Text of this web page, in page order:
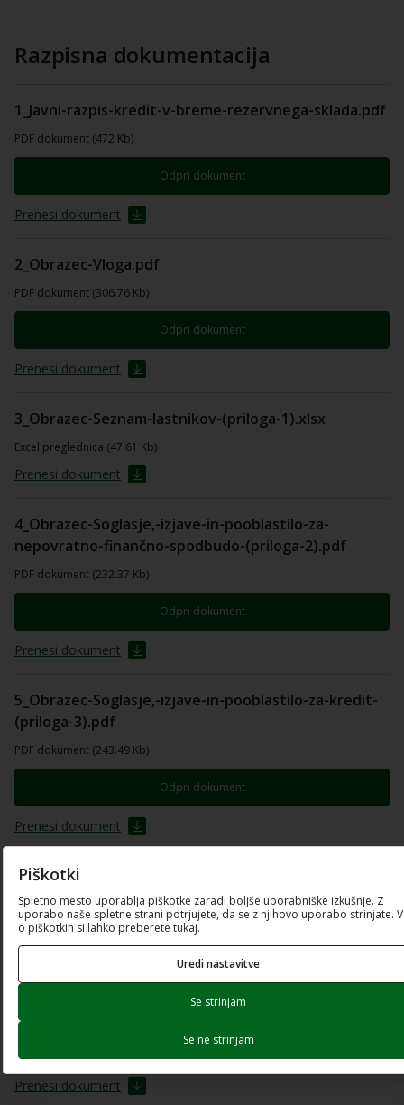
Razpisna dokumentacija
1_Javni-razpis-kredit-v-breme-rezervnega-sklada.pdf
PDF dokument (472 Kb)
Odpri dokument
Prenesi dokument
2_Obrazec-Vloga.pdf
PDF dokument (306.76 Kb)
Odpri dokument
Prenesi dokument
3_Obrazec-Seznam-lastnikov-(priloga-1).xlsx
Excel preglednica (47.61 Kb)
Prenesi dokument
4_Obrazec-Soglasje,-izjave-in-pooblastilo-za-
nepovratno-finančno-spodbudo-(priloga-2).pdf
PDF dokument (232.37 Kb)
Odpri dokument
Prenesi dokument
5_Obrazec-Soglasje,-izjave-in-pooblastilo-za-kredit-
(priloga-3).pdf
PDF dokument (243.49 Kb)
Odpri dokument
Prenesi dokument
6_Obrazec-De-minimis-(priloga-4).pdf
PDF dokument (136.18 Kb)
Prenesi dokument
7_Obrazec-Finančni-podatki-o-naložbi-(priloga-5).xlsx
Excel preglednica (65.88 Kb)
Prenesi dokument
Piškotki
Spletno mesto uporablja piškotke zaradi boljše uporabniške izkušnje. Z
uporabo naše spletne strani potrjujete, da se z njihovo uporabo strinjate.
o piškotkih si lahko preberete tukaj.
Uredi nastavitve
Se strinjam
Se ne strinjam